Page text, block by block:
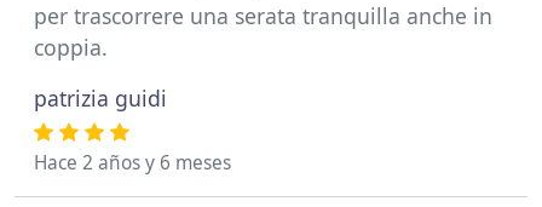
per trascorrere una serata tranquilla anche in
coppia.
patrizia guidi
Hace 2 años y 6 meses